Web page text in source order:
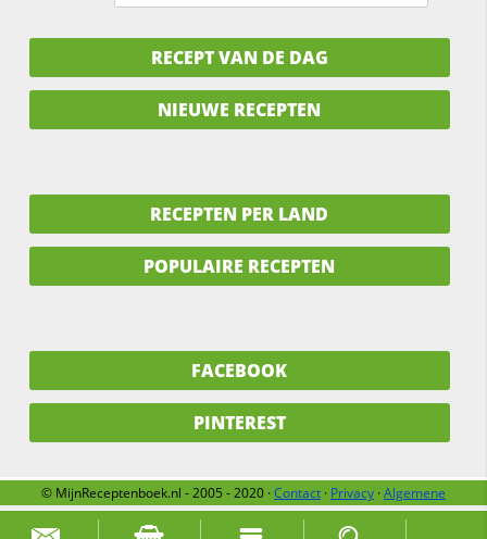
RECEPT VAN DE DAG
NIEUWE RECEPTEN
RECEPTEN PER LAND
POPULAIRE RECEPTEN
FACEBOOK
PINTEREST
© MijnReceptenboek.nl - 2005 - 2020 ·Contact · Privacy ·Algemene
voorwaarden
Over ons